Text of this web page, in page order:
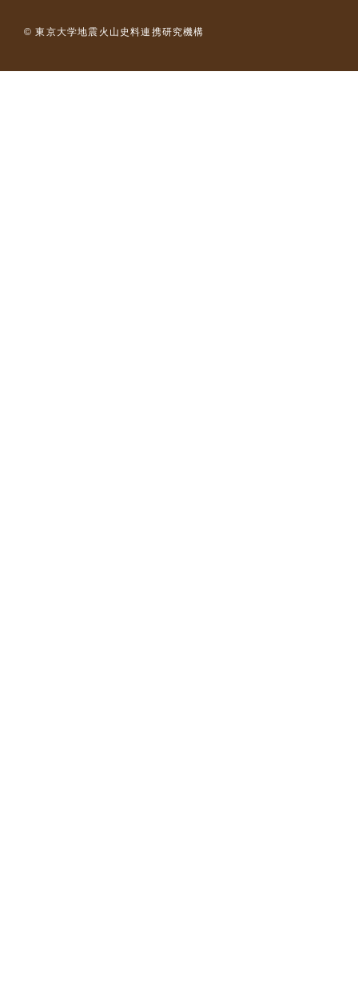
© 東京大学地震火山史料連携研究機構